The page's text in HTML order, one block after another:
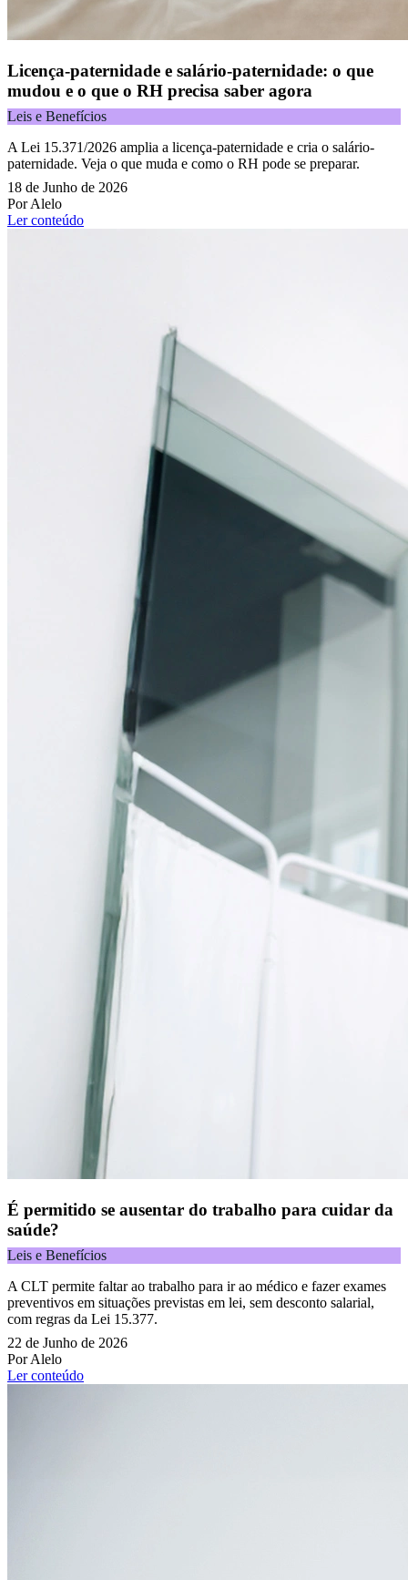
Licença-paternidade e salário-paternidade: o que
mudou e o que o RH precisa saber agora
Leis e Benefícios
A Lei 15.371/2026 amplia a licença-paternidade e cria o salário-
paternidade. Veja o que muda e como o RH pode se preparar.
18 de Junho de 2026
Por Alelo
Ler conteúdo
É permitido se ausentar do trabalho para cuidar da
saúde?
Leis e Benefícios
A CLT permite faltar ao trabalho para ir ao médico e fazer exames
preventivos em situações previstas em lei, sem desconto salarial,
com regras da Lei 15.377.
22 de Junho de 2026
Por Alelo
Ler conteúdo